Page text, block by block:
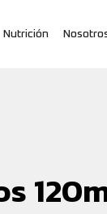
Nutrición